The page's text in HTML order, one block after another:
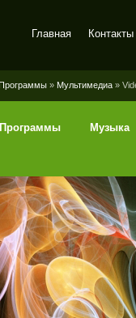
Главная Контакты
» Мультимедиа »
Программы Музыка